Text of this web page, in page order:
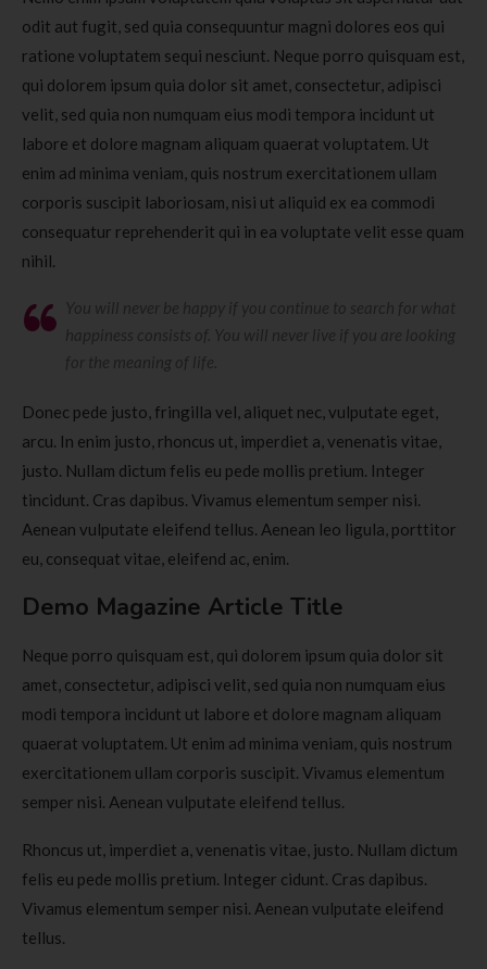
odit aut fugit, sed quia consequuntur magni dolores eos qui
ratione voluptatem sequi nesciunt. Neque porro quisquam est,
qui dolorem ipsum quia dolor sit amet, consectetur, adipisci
velit, sed quia non numquam eius modi tempora incidunt ut
labore et dolore magnam aliquam quaerat voluptatem. Ut
enim ad minima veniam, quis nostrum exercitationem ullam
corporis suscipit laboriosam, nisi ut aliquid ex ea commodi
consequatur reprehenderit qui in ea voluptate velit esse quam
nihil.
You will never be happy if you continue to search for what
happiness consists of. You will never live if you are looking
for the meaning of life.
Donec pede justo, fringilla vel, aliquet nec, vulputate eget,
arcu. In enim justo, rhoncus ut, imperdiet a, venenatis vitae,
justo. Nullam dictum felis eu pede mollis pretium. Integer
tincidunt. Cras dapibus. Vivamus elementum semper nisi.
Aenean vulputate eleifend tellus. Aenean leo ligula, porttitor
eu, consequat vitae, eleifend ac, enim.
Demo Magazine Article Title
Neque porro quisquam est, qui dolorem ipsum quia dolor sit
amet, consectetur, adipisci velit, sed quia non numquam eius
modi tempora incidunt ut labore et dolore magnam aliquam
quaerat voluptatem. Ut enim ad minima veniam, quis nostrum
exercitationem ullam corporis suscipit. Vivamus elementum
semper nisi. Aenean vulputate eleifend tellus.
Rhoncus ut, imperdiet a, venenatis vitae, justo. Nullam dictum
felis eu pede mollis pretium. Integer cidunt. Cras dapibus.
Vivamus elementum semper nisi. Aenean vulputate eleifend
tellus.